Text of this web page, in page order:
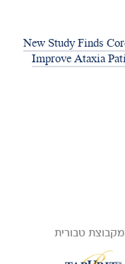
New Study Finds
Improve Ataxia
מקבוצת טבורית